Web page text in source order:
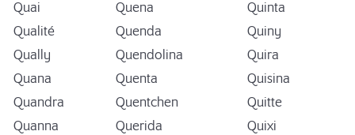
Quai
Quena
Quinta
Qualité
Quenda
Quiny
Qually
Quendolina
Quira
Quana
Quenta
Quisina
Quandra
Quentchen
Quitte
Quanna
Querida
Quixi